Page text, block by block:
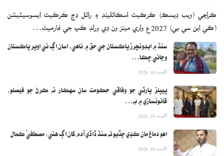
ڪراچي (ويب ڊيسڪ) ڪرڪيٽ اسڪاٽلينڊ ۽ رائل ڊچ ڪرڪيٽ ايسوسيئيشن
(ڪي اين سي بي) 2027ع واري مينز ون ڊي ورلڊ ڪپ جي فارميٽ…
سنڌ ۾ ايڊونچرز پاڪستان جي حق ۾ ناهي، اسان اڳ ئي اوڀر پاڪستان
وڃائي چڪا…
اگست 10, 2026
پيپلز پارٽي جو وفاقي حڪومت سان سهڪار نه ڪرڻ جو فيصلو،
قانونسازي ۾ به…
اگست 10, 2026
اهو دماغ مان ڪڍي ڇڏيو ته سنڌ ڏاڏي آدم کان اڳ هئي: مصطفيٰ ڪمال
اگست 10, 2026